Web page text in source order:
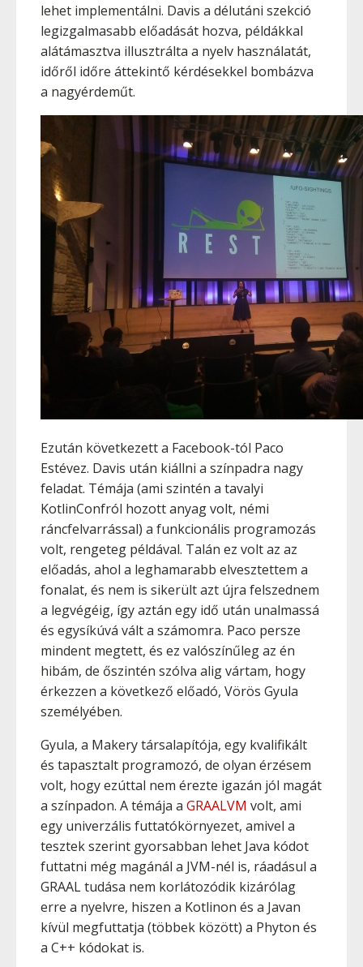
lehet implementálni. Davis a délutáni szekció
legizgalmasabb előadását hozva, példákkal
alátámasztva illusztrálta a nyelv használatát,
időről időre áttekintő kérdésekkel bombázva
a nagyérdeműt.
Ezután következett a Facebook-tól Paco
Estévez. Davis után kiállni a színpadra nagy
feladat. Témája (ami szintén a tavalyi
KotlinConfról hozott anyag volt, némi
ráncfelvarrással) a funkcionális programozás
volt, rengeteg példával. Talán ez volt az az
előadás, ahol a leghamarabb elvesztettem a
fonalat, és nem is sikerült azt újra felszednem
a legvégéig, így aztán egy idő után unalmassá
és egysíkúvá vált a számomra. Paco persze
mindent megtett, és ez valószínűleg az én
hibám, de őszintén szólva alig vártam, hogy
érkezzen a következő előadó, Vörös Gyula
személyében.
Gyula, a Makery társalapítója, egy kvalifikált
és tapasztalt programozó, de olyan érzésem
volt, hogy ezúttal nem érezte igazán jól magát
a színpadon. A témája a GRAALVM volt, ami
egy univerzális futtatókörnyezet, amivel a
tesztek szerint gyorsabban lehet Java kódot
futtatni még magánál a JVM-nél is, ráadásul a
GRAAL tudása nem korlátozódik kizárólag
erre a nyelvre, hiszen a Kotlinon és a Javan
kívül megfuttatja (többek között) a Phyton és
a C++ kódokat is.